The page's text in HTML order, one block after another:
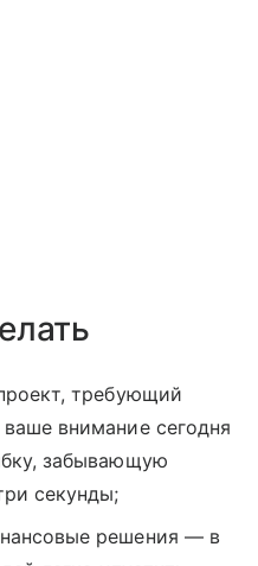
требующий
внимание сегодня
забывающую
секунды;
решения — в